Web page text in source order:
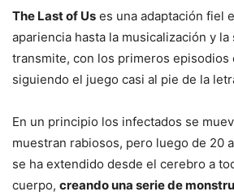
The Last of Us es una adaptación fiel
apariencia hasta la musicalización y la
transmite, con los primeros episodios
siguiendo el juego casi al pie de la
En un principio los infectados se
muestran rabiosos, pero luego de 20
se ha extendido desde el cerebro a
cuerpo, creando una serie de